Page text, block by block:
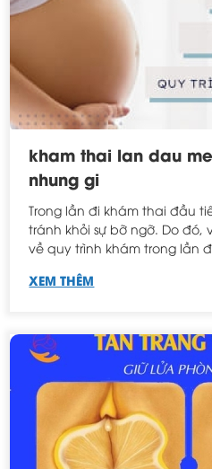
kham thai lan dau
nhung gi
Trong lần đi khám thai đầu
tránh khỏi sự bỡ ngỡ. Do
về quy trình khám trong lần
chính xác. Đảm bảo quy
XEM THÊM